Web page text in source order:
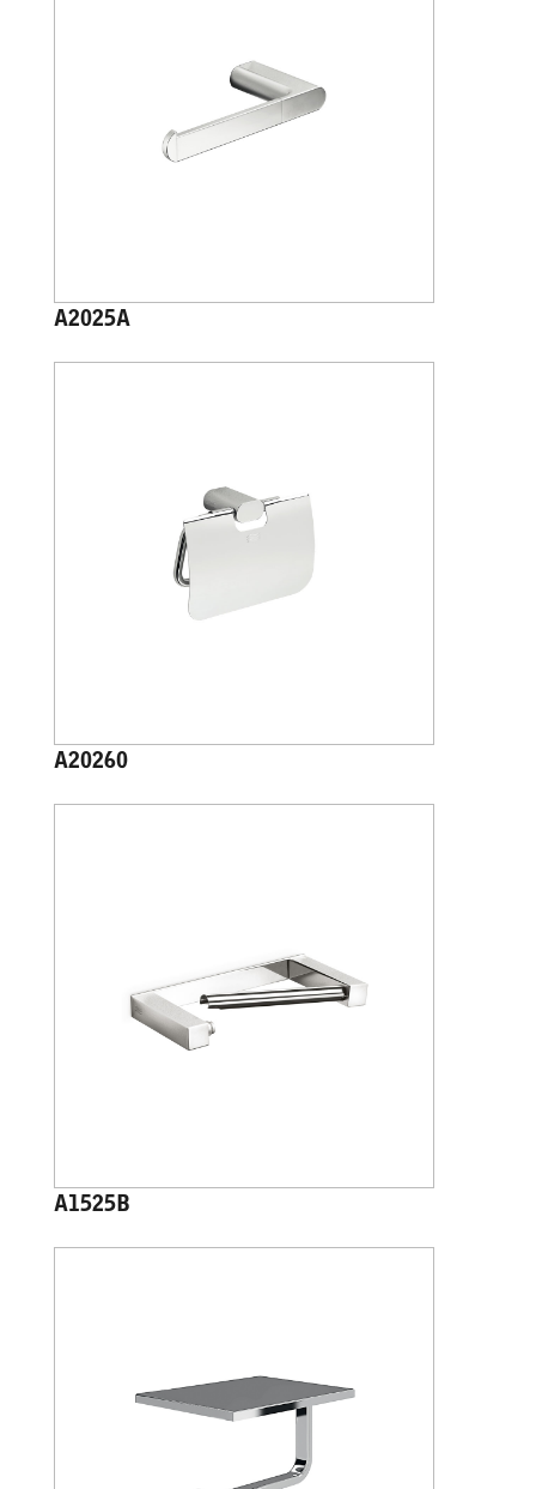
A2025A
A20260
A1525B